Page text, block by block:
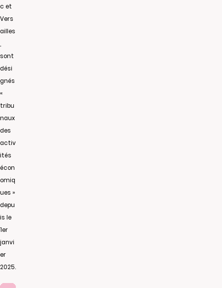
c et
Vers
ailles
sont
dési
gnés
«
tribu
naux
des
activ
ités
écon
omiq
ues »
depu
is le
1er
janvi
er
2025.